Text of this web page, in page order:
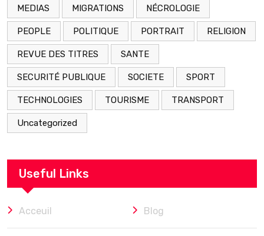
MEDIAS MIGRATIONS NÉCROLOGIE
PEOPLE POLITIQUE PORTRAIT RELIGION
REVUE DES TITRES SANTE
SECURITÉ PUBLIQUE SOCIETE SPORT
TECHNOLOGIES TOURISME TRANSPORT
Uncategorized
Useful Links
Acceuil Blog